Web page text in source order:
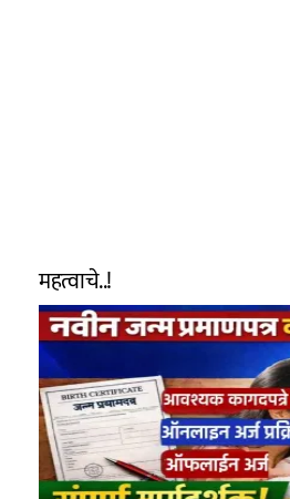
महत्वाचे..!